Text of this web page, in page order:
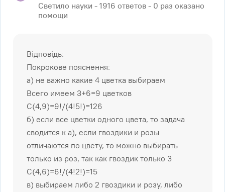
Светило науки - 1916 ответов - 0 раз оказано
помощи
Відповідь:
Покрокове пояснення:
а) не важно какие 4 цветка выбираем
Всего имеем 3+6=9 цветков
С(4,9)=9!/(4!5!)=126
б) если все цветки одного цвета, то задача
сводится к а), если гвоздики и розы
отличаются по цвету, то можно выбирать
только из роз, так как гвоздик только 3
С(4,6)=6!/(4!2!)=15
в) выбираем либо 2 гвоздики и розу, либо